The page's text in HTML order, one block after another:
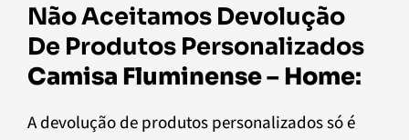
Não Aceitamos Devolução
De Produtos Personalizados
Camisa Fluminense – Home:
A devolução de produtos personalizados só é